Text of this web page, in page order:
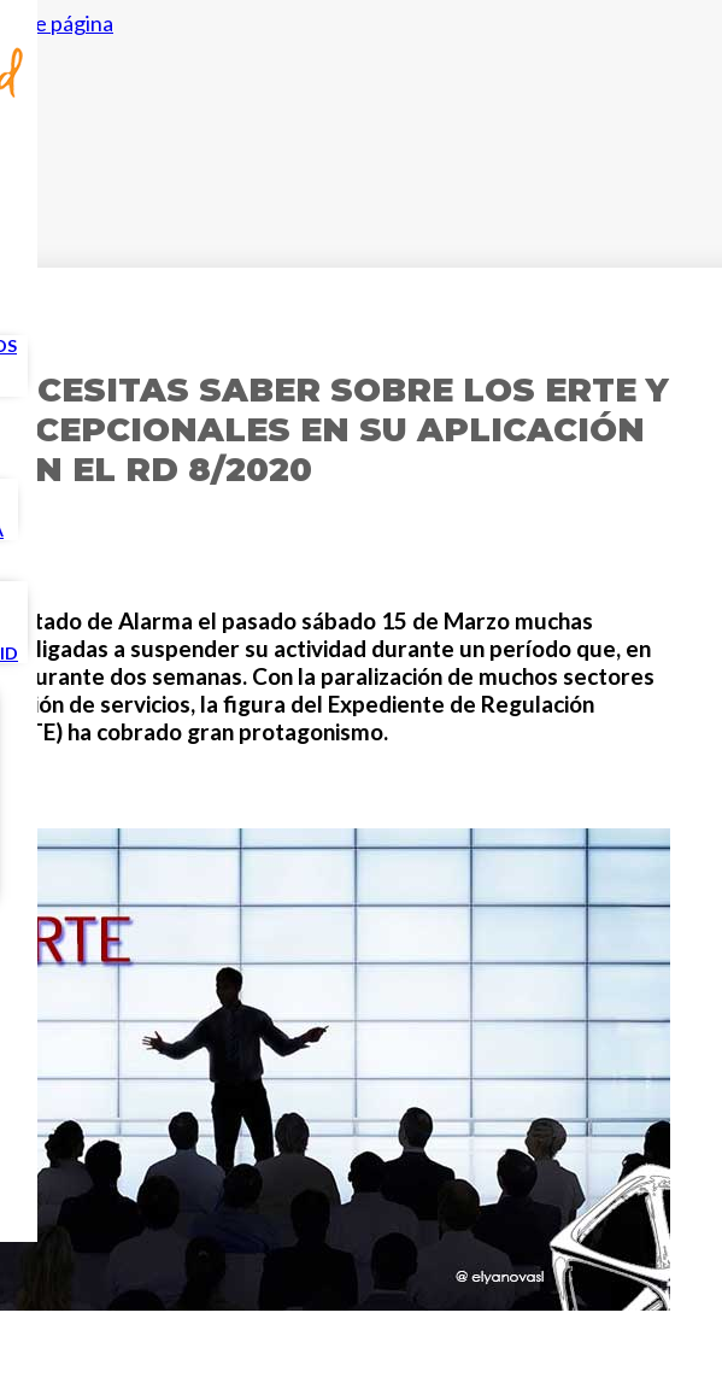
de página
SABER SOBRE LOS ERTE Y
EN SU APLICACIÓN
EN EL RD 8/2020
Estado de Alarma el pasado sábado 15 de Marzo muchas
obligadas a suspender su actividad durante un período que, en
durante dos semanas. Con la paralización de muchos sectores
de servicios, la figura del Expediente de Regulación
ha cobrado gran protagonismo.